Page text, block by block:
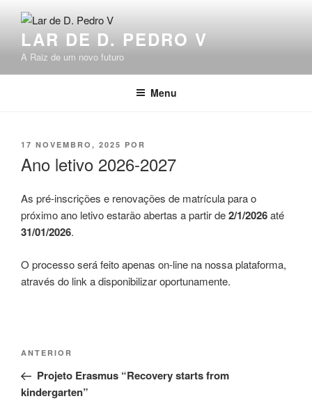
conteúdo
LAR DE D. PEDRO V
A Raiz de um novo futuro
Menu
PUBLICADO
17 NOVEMBRO, 2025 POR
Ano letivo 2026-2027
As pré-inscrições e renovações de matrícula para o
próximo ano letivo estarão abertas a partir de2/1/2026até
31/01/2026.
O processo será feito apenas on-line na nossa plataforma,
através do link a disponibilizar oportunamente.
Navegação
artigos
Conteúdo
anterior
ANTERIOR
Projeto Erasmus “Recovery starts from
kindergarten”